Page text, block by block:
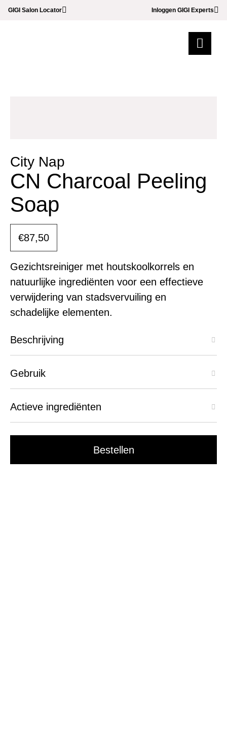
GIGI Salon Locator Inloggen GIGI Experts
City Nap
CN Charcoal Peeling
Soap
€87,50
Gezichtsreiniger met houtskoolkorrels en
natuurlijke ingrediënten voor een effectieve
verwijdering van stadsvervuiling en
schadelijke elementen.
Beschrijving
Gebruik
Actieve ingrediënten
Bestellen